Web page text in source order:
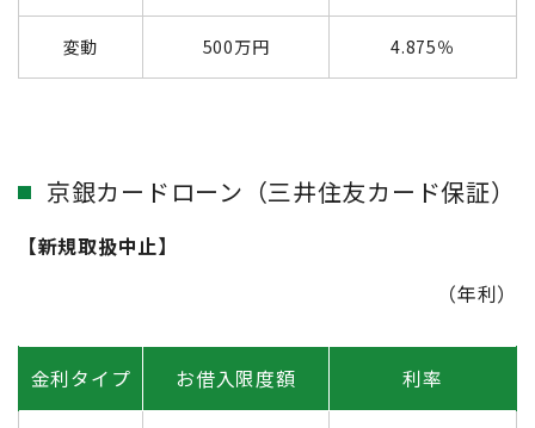
変動 500万円 4.875％
京銀カードローン（三井住友カード保証）
【新規取扱中止】
（年利）
金利タイプ お借入限度額 利率